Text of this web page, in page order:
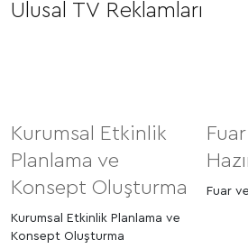
Ulusal TV Reklamları
Kurumsal Etkinlik
Planlama ve
Konsept Oluşturma
Kurumsal Etkinlik Planlama ve
Konsept Oluşturma
Fuar